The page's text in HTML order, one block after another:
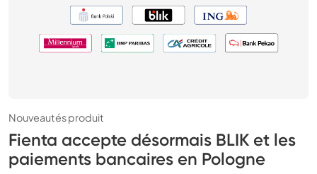
Nouveautés produit
Fienta accepte désormais BLIK et les
paiements bancaires en Pologne